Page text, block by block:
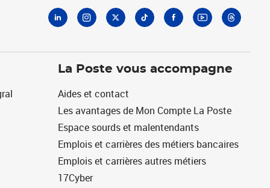
La Poste vous accompagne
Aides et contact
Les avantages de Mon Compte La Poste
Espace sourds et malentendants
Emplois et carrières des métiers bancaires
Emplois et carrières autres métiers
17Cyber